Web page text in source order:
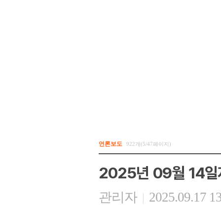
언론보도 922개(5/47페이지)
2025년 09월 14일
관리자 | 2025.09.17